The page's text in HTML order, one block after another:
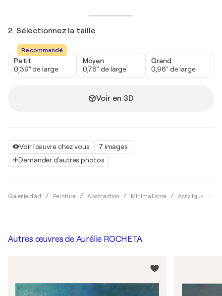
Voir l'œuvre chez vous
7 images
Demander d'autres photos
Galerie d'art Peinture Abstraction Minimalisme Acrylique
2. Sélectionnez la taille
Recommandé
Petit
0,39" de large
Moyen
0,78" de large
Grand
0,98" de large
Voir en 3D
Autres œuvres de Aurélie ROCHETA